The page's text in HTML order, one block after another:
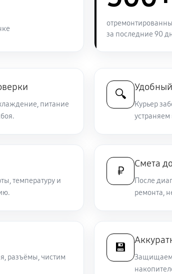
за последние 90
питание
🔍
Курьер
температуру и
₽
Смета
После
ремонта,
разъёмы, чистим
💾
Защищаем